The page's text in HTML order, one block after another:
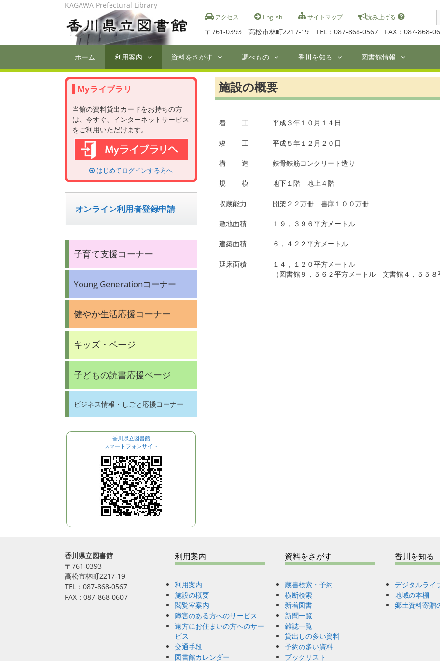
アクセス English サイトマップ 読み上げる
〒761-0393 高松市林町2217-19 TEL：087-868-0567 FAX：087-868-
KAGAWA Prefectural Library
ホーム 利用案内 資料をさがす 調べもの 香川を知る 図書館情報
施設の概要
着 工 平成３年１０月１４日
竣 工 平成５年１２月２０日
構 造 鉄骨鉄筋コンクリート造り
規 模 地下１階 地上４階
収蔵能力 開架２２万冊 書庫１００万冊
敷地面積 １９，３９６平方メートル
建築面積 ６，４２２平方メートル
延床面積
１４，１２０平方メートル
（図書館９，５６２平方メートル 文書館４，５５８
Myライブラリ
当館の資料貸出カードをお持ちの方
は、今すぐ、インターネットサービス
をご利用いただけます。
はじめてログインする方へ
オンライン利用者登録申請
子育て支援コーナー
Young Generationコーナー
健やか生活応援コーナー
キッズ・ページ
子どもの読書応援ページ
ビジネス情報・しごと応援コーナー
香川県立図書館
スマートフォンサイト
香川県立図書館
〒761-0393
高松市林町2217-19
TEL：087-868-0567
FAX：087-868-0607
利用案内
利用案内
施設の概要
閲覧室案内
障害のある方へのサービス
遠方にお住まいの方へのサー
ビス
交通手段
図書館カレンダー
資料をさがす
蔵書検索・予約
横断検索
新着図書
新聞一覧
雑誌一覧
貸出しの多い資料
予約の多い資料
ブックリスト
香川を知る
デジタルライ
地域の本棚
郷土資料寄贈